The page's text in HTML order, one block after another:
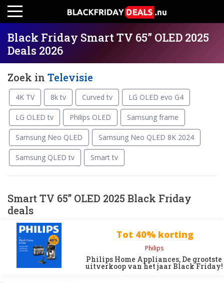
Black Friday Smart TV 65” OLED 2025
Deals 2026
Zoek in Televisie
4K TV 8k tv Curved tv LG OLED evo G4
LG OLED tv Philips OLED Samsung frame
Samsung Neo QLED Samsung Neo QLED 8K 2024
Samsung QLED tv Smart tv
Smart TV 65” OLED 2025 Black Friday
deals
Tot 40% korting
Philips
Philips Home Appliances, De grootste
uitverkoop van het jaar Black Friday!